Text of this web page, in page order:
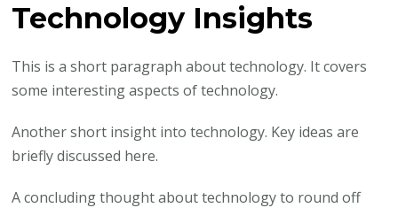
Technology Insights
This is a short paragraph about technology. It covers
some interesting aspects of technology.
Another short insight into technology. Key ideas are
briefly discussed here.
A concluding thought about technology to round off